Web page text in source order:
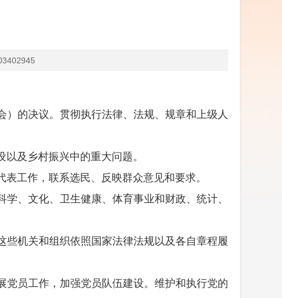
）的决议。贯彻执行法律、法规、规章和上级人
及乡村振兴中的重大问题。
工作，联系选民、反映群众意见和要求。
、文化、卫生健康、体育事业和财政、统计、
些机关和组织依照国家法律法规以及各自章程履
党员工作，加强党员队伍建设。维护和执行党的